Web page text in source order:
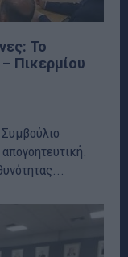
Το
Πικερμίου